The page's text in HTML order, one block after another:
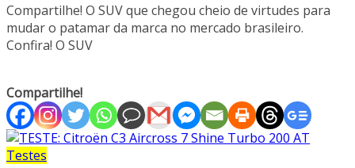
Compartilhe! O SUV que chegou cheio de virtudes para
mudar o patamar da marca no mercado brasileiro.
Confira! O SUV
Compartilhe!
Testes